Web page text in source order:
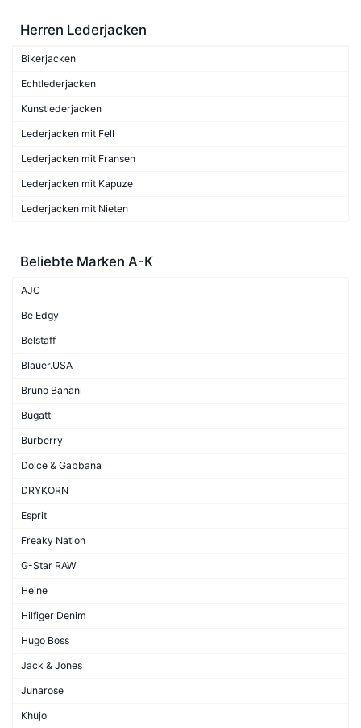
Herren Lederjacken
Bikerjacken
Echtlederjacken
Kunstlederjacken
Lederjacken mit Fell
Lederjacken mit Fransen
Lederjacken mit Kapuze
Lederjacken mit Nieten
Beliebte Marken A-K
AJC
Be Edgy
Belstaff
Blauer.USA
Bruno Banani
Bugatti
Burberry
Dolce & Gabbana
DRYKORN
Esprit
Freaky Nation
G-Star RAW
Heine
Hilfiger Denim
Hugo Boss
Jack & Jones
Junarose
Khujo